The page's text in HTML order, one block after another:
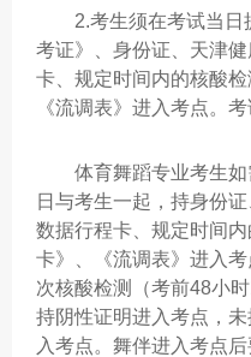
2.考生须在考试当日
考证》、身份证、天津健
卡、规定时间内的核酸检
《流调表》进入考点。
体育舞蹈专业考生如
日与考生一起，持身份
数据行程卡、规定时间
卡》、《流调表》进入
次核酸检测（考前48小
持阴性证明进入考点，
入考点。舞伴进入考点